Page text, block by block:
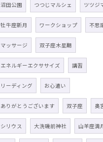
沼田公園 つつじマルシェ ツツジ
牡牛座新月 ワークショップ 不思
マッサージ 双子座木星期
エネルギーエクササイズ 講習
リーディング お心遣い
ありがとうございます 双子座 奥
シリウス 大洗磯前神社 山羊座満